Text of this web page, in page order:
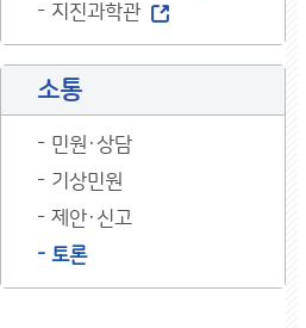
지진과학관
소통
민원·상담
기상민원
제안·신고
토론